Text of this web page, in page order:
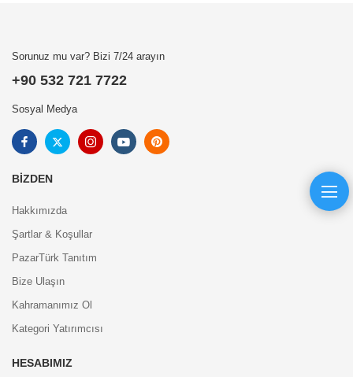
Sorunuz mu var? Bizi 7/24 arayın
+90 532 721 7722
Sosyal Medya
BIZDEN
Hakkımızda
Şartlar & Koşullar
PazarTürk Tanıtım
Bize Ulaşın
Kahramanımız Ol
Kategori Yatırımcısı
HESABIMIZ